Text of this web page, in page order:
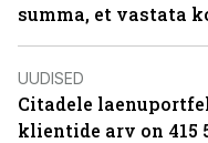
summa, et vastata
UUDISED
Citadele
klientide arv on 415